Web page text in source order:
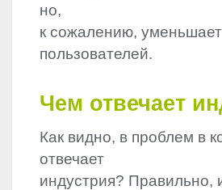
но,
к сожалению,
пользователей.
Чем отвечает
Как видно, в проблем в
отвечает
индустрия? Правильно,